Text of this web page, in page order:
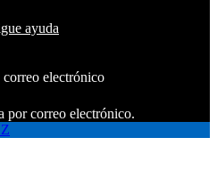
ayuda
correo electrónico
por correo electrónico.